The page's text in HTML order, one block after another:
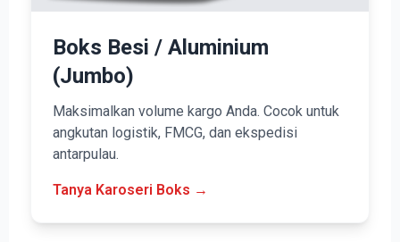
Boks Besi / Aluminium
(Jumbo)
Maksimalkan volume kargo Anda. Cocok untuk
angkutan logistik, FMCG, dan ekspedisi
antarpulau.
Tanya Karoseri Boks →